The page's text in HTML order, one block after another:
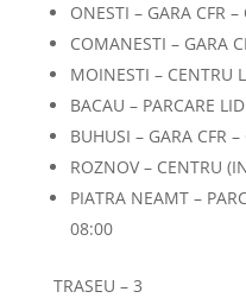
ONESTI – GARA CFR
COMANESTI – GARA
MOINESTI – CENTRU
BACAU – PARCARE
BUHUSI – GARA CFR
ROZNOV – CENTRU
PIATRA NEAMT –
08:00
TRASEU – 3